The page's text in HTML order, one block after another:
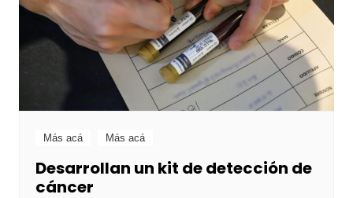
Más acá Más acá
Desarrollan un kit de detección de
cáncer